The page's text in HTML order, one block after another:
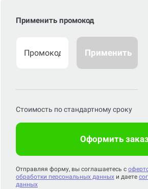
Применить промокод
Применить
Стоимость по стандартному сроку
Оформить
Отправляя форму, вы соглашаетесь с
обработки персональных данных и даете
данных